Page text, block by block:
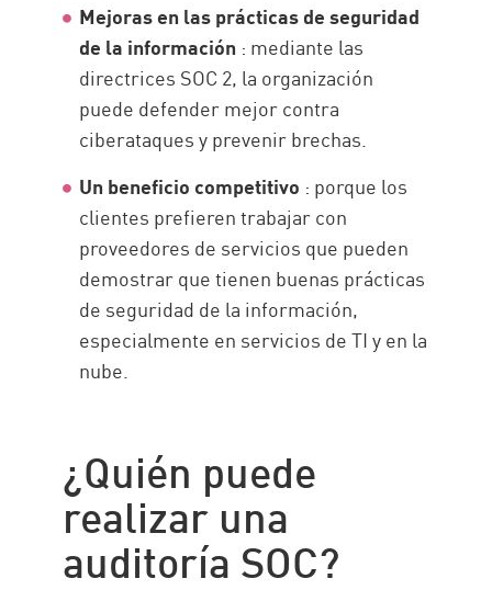
Mejoras en las prácticas de seguridad
de la información : mediante las
directrices SOC 2, la organización
puede defender mejor contra
ciberataques y prevenir brechas.
Un beneficio competitivo : porque los
clientes prefieren trabajar con
proveedores de servicios que pueden
demostrar que tienen buenas prácticas
de seguridad de la información,
especialmente en servicios de TI y en la
nube.
¿Quién puede
realizar una
auditoría SOC?